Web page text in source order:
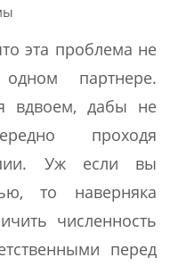
эта проблема не
партнере.
вдвоем, дабы не
проходя
Уж если вы
то наверняка
численность
перед